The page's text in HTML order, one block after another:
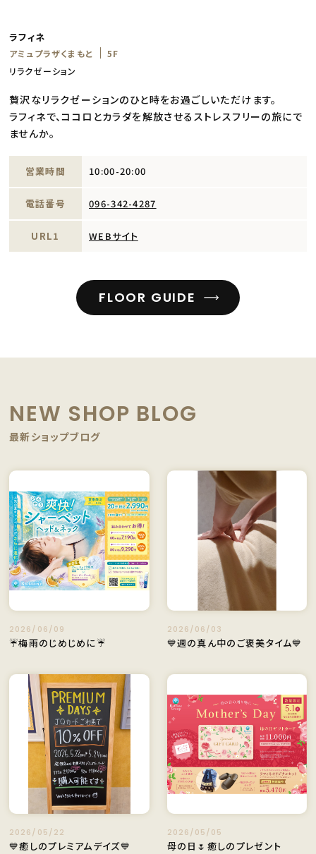
ラフィネ
アミュプラザくまもと
5F
リラクゼーション
贅沢なリラクゼーションのひと時をお過ごしいただけます。
ラフィネで、ココロとカラダを解放させるストレスフリーの旅にで
ませんか。
営業時間 10:00-20:00
電話番号 096-342-4287
URL1 WEBサイト
FLOOR GUIDE
NEW SHOP BLOG
最新ショップブログ
2026/06/09
☔梅雨のじめじめに☔
2026/06/03
💙週の真ん中のご褒美タイム💙
2026/05/22
💙癒しのプレミアムデイズ💙
2026/05/05
母の日🌷癒しのプレゼント